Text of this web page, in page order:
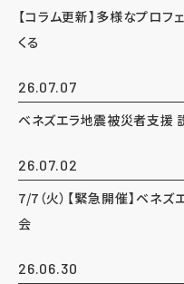
【コラム更新】多様なプロフ
くる
26.07.07
ベネズエラ地震被災者支援
26.07.02
7/7（火）【緊急開催】ベネ
会
26.06.30